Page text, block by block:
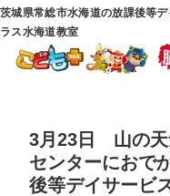
茨城県常総市水海道の放課後等
ラス水海道教室
3月23日 山の
センターにお
後等デイサー